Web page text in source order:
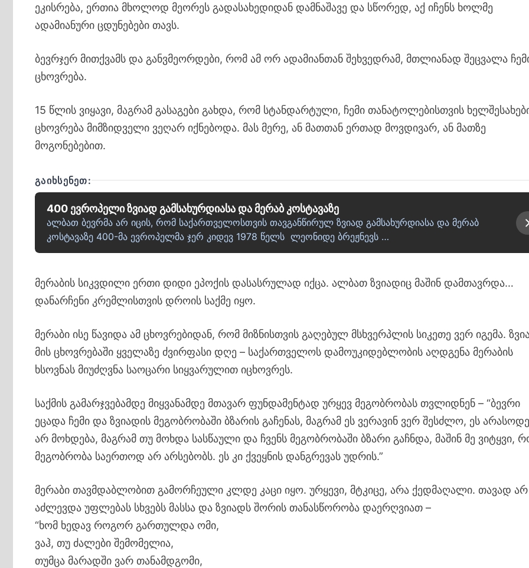
ეკისრება, ერთია მხოლოდ მეორეს გადასახედიდან დამნაშავე და სწორედ, აქ იჩენს ხოლმე
ადამიანური ცდუნებები თავს.
ბევრჯერ მითქვამს და განვმეორდები, რომ ამ ორ ადამიანთან შეხვედრამ, მთლიანად შეცვალა
ცხოვრება.
15 წლის ვიყავი, მაგრამ გასაგები გახდა, რომ სტანდარტული, ჩემი თანატოლებისთვის
ცხოვრება მიმზიდველი ვეღარ იქნებოდა. მას მერე, ან მათთან ერთად მოვდივარ, ან მათზე
მოგონებებით.
ᲒᲐᲘᲮᲡᲔᲜᲔᲗ:
400 ევროპელი ზვიად გამსახურდიასა და მერაბ კოსტავაზე
ალბათ ბევრმა არ იცის, რომ საქართველოსთვის თავგანწირულ ზვიად გამსახურდიასა და მერაბ
კოსტავაზე 400-მა ევროპელმა ჯერ კიდევ 1978 წელს ლეონიდე ბრეჟნევს …
მერაბის სიკვდილი ერთი დიდი ეპოქის დასასრულად იქცა. ალბათ ზვიადიც მაშინ დამთავრდა…
დანარჩენი კრემლისთვის დროის საქმე იყო.
მერაბი ისე წავიდა ამ ცხოვრებიდან, რომ მიზნისთვის გაღებულ მსხვერპლის სიკეთე ვერ იგემა.
მის ცხოვრებაში ყველაზე ძვირფასი დღე – საქართველოს დამოუკიდებლობის აღდგენა მერაბის
ხსოვნას მიუძღვნა საოცარი სიყვარულით იცხოვრეს.
საქმის გამარჯვებამდე მიყვანამდე მთავარ ფუნდამენტად ურყევ მეგობრობას თვლიდნენ – “ბევრი
ეცადა ჩემი და ზვიადის მეგობრობაში ბზარის გაჩენას, მაგრამ ეს ვერავინ ვერ შესძლო, ეს
არ მოხდება, მაგრამ თუ მოხდა სასწაული და ჩვენს მეგობრობაში ბზარი გაჩნდა, მაშინ მე ვიტყვი,
მეგობრობა საერთოდ არ არსებობს. ეს კი ქვეყნის დანგრევას უდრის.”
მერაბი თავმდაბლობით გამორჩეული კლდე კაცი იყო. ურყევი, მტკიცე, არა ქედმაღალი. თავად არ
აძლევდა უფლებას სხვებს მასსა და ზვიადს შორის თანასწორობა დაერღვიათ –
“ხომ ხედავ როგორ გართულდა ომი,
ვაჰ, თუ ძალები შემომელია,
თუმცა მარადში ვარ თანამდგომი,